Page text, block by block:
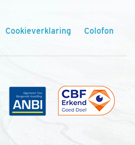
Cookieverklaring Colofon